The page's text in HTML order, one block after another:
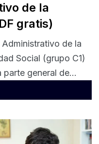
de la
gratis)
de la
Social (grupo C1)
general de...